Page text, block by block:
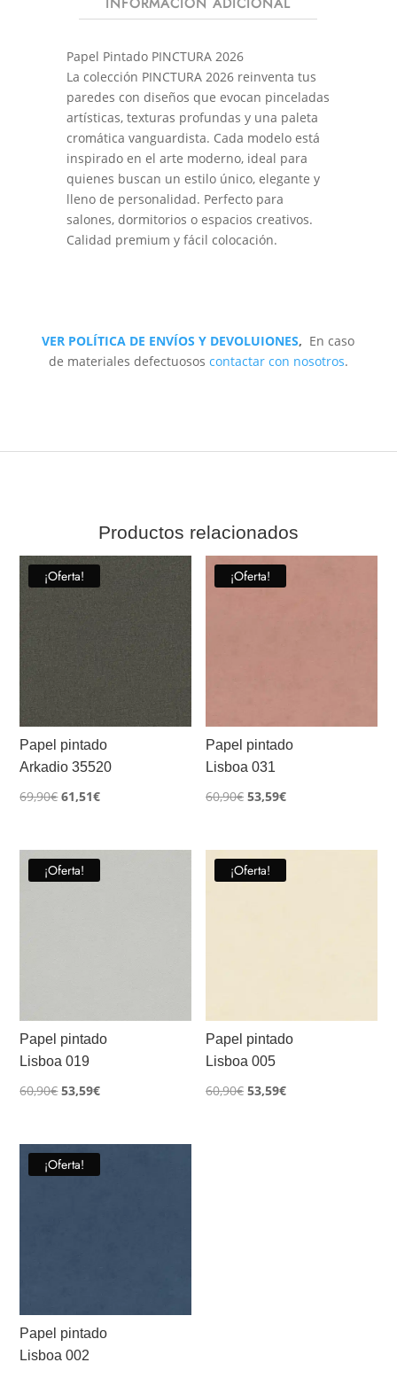
Papel Pintado PINCTURA 2026
La colección PINCTURA 2026 reinventa tus
paredes con diseños que evocan pinceladas
artísticas, texturas profundas y una paleta
cromática vanguardista. Cada modelo está
inspirado en el arte moderno, ideal para
quienes buscan un estilo único, elegante y
lleno de personalidad. Perfecto para
salones, dormitorios o espacios creativos.
Calidad premium y fácil colocación.
VER POLÍTICA DE ENVÍOS Y DEVOLUIONES, En caso
de materiales defectuosos contactar con nosotros.
Productos relacionados
¡Oferta!
Papel pintado
Arkadio 35520
69,90€El
era:
61,51€El
es:
¡Oferta!
Papel pintado
Lisboa 031
60,90€ El
era:
53,59€El
es:
¡Oferta!
Papel pintado
Lisboa 019
60,90€El
era:
53,59€El
es:
¡Oferta!
Papel pintado
Lisboa 005
60,90€ El
53,59€El
¡Oferta!
Papel pintado
Lisboa 002